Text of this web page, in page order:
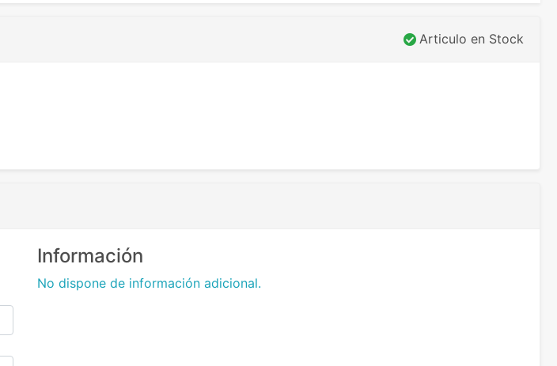
Articulo en Stock
Información
No dispone de información adicional.